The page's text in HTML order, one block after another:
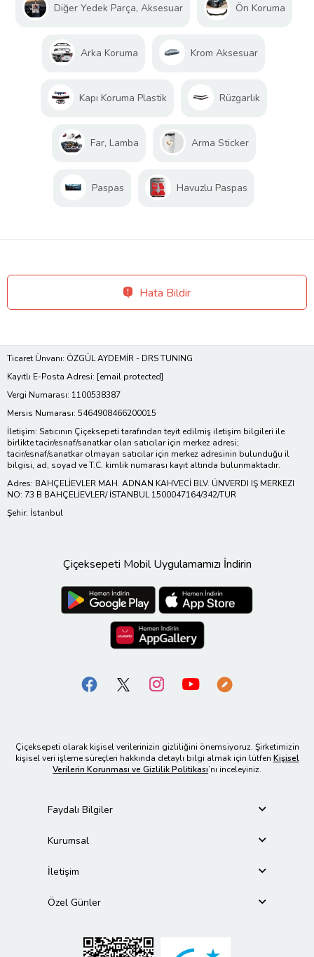
Diğer Yedek Parça, Aksesuar Ön Koruma
Arka Koruma Krom Aksesuar
Kapı Koruma Plastik Rüzgarlık
Far, Lamba Arma Sticker
Paspas Havuzlu Paspas
Hata Bildir
Ticaret Ünvanı: ÖZGÜL AYDEMİR - DRS TUNING
Kayıtlı E-Posta Adresi: [email protected]
Vergi Numarası: 1100538387
Mersis Numarası: 5464908466200015
İletişim: Satıcının Çiçeksepeti tarafından teyit edilmiş iletişim bilgileri ile
birlikte tacir/esnaf/sanatkar olan satıcılar için merkez adresi;
tacir/esnaf/sanatkar olmayan satıcılar için merkez adresinin bulunduğu il
bilgisi, ad, soyad ve T.C. kimlik numarası kayıt altında bulunmaktadır.
Adres: BAHÇELİEVLER MAH. ADNAN KAHVECİ BLV. ÜNVERDI IŞ MERKEZI
NO: 73 B BAHÇELİEVLER/ İSTANBUL 1500047164/342/TUR
Şehir: İstanbul
Çiçeksepeti Mobil Uygulamamızı İndirin
Çiçeksepeti olarak kişisel verilerinizin gizliliğini önemsiyoruz. Şirketimizin
kişisel veri işleme süreçleri hakkında detaylı bilgi almak için lütfen Kişisel
Verilerin Korunması ve Gizlilik Politikası’nı inceleyiniz.
Faydalı Bilgiler
Kurumsal
İletişim
Özel Günler